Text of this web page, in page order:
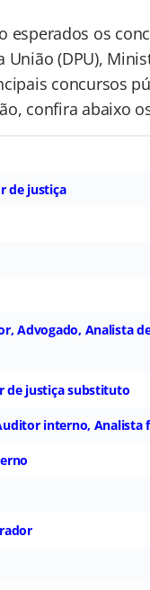
esperados os
União (DPU),
concursos
confira abaixo
de justiça
Advogado, Analista
de justiça substituto
interno, Analista